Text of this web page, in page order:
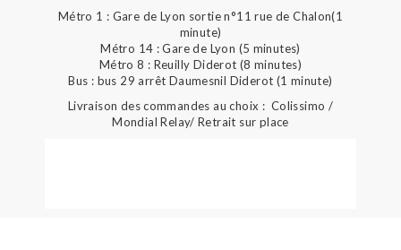
Métro 1 : Gare de Lyon sortie n°11 rue de Chalon(1
minute)
Métro 14 : Gare de Lyon (5 minutes)
Métro 8 : Reuilly Diderot (8 minutes)
Bus : bus 29 arrêt Daumesnil Diderot (1 minute)
Livraison des commandes au choix : Colissimo /
Mondial Relay/ Retrait sur place